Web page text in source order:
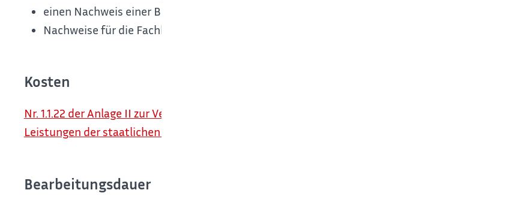
einen Nachweis einer Betriebs- und Umwelthaftpflichtversicherung (soweit eine solche
Nachweise für die Fachkunde der für die Leistung und Beaufsichtigung des Betriebes
Kosten
Nr. 1.1.22 der Anlage II zur Verordnung des Umweltministeriums über die Festsetzung der
Leistungen der staatlichen Behörden in seinem Geschäftsbereich
Bearbeitungsdauer